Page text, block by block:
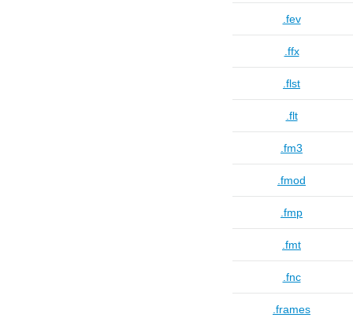
.fev
.ffx
.flst
.flt
.fm3
.fmod
.fmp
.fmt
.fnc
.frames